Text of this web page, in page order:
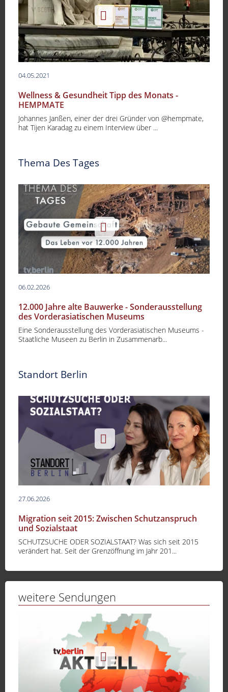
04.05.2021
Wellness & Gesundheit Tipp des Monats -
HEMPMATE
Johannes Janßen, einer der drei Gründer von @hempmate,
hat Tijen Karadag zu einem Interview über ...
Thema Des Tages
06.02.2026
12.000 Jahre alte Bauwerke - Sonderausstellung
des Vorderasiatischen Museums
Eine Sonderausstellung des Vorderasiatischen Museums -
Staatliche Museen zu Berlin in Zusammenarb...
Standort Berlin
27.06.2026
Migration seit 2015: Zwischen Schutzanspruch
und Sozialstaat
SCHUTZSUCHE ODER SOZIALSTAAT? Was sich seit 2015
verändert hat. Seit der Grenzöffnung im Jahr 201...
weitere Sendungen